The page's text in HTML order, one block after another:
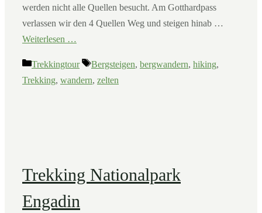
werden nicht alle Quellen besucht. Am Gotthardpass
verlassen wir den 4 Quellen Weg und steigen hinab …
Weiterlesen …
Kategorien
Trekkingtour Schlagwörter
Bergsteigen, bergwandern, hiking,
Trekking, wandern, zelten
Trekking Nationalpark
Engadin